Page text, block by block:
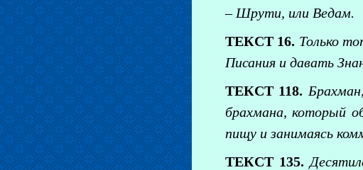
– Шрути, или Ведам.
ТЕКСТ 16. Только
Писания и давать
ТЕКСТ 118.
брахмана, который
пищу и занимаясь
ТЕКСТ 135.